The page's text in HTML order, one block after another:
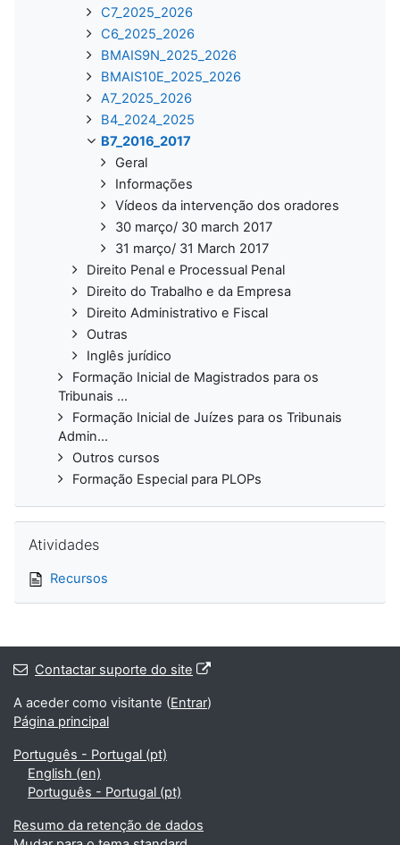
C7_2025_2026
C6_2025_2026
BMAIS9N_2025_2026
BMAIS10E_2025_2026
A7_2025_2026
B4_2024_2025
B7_2016_2017
Geral
Informações
Vídeos da intervenção dos oradores
30 março/ 30 march 2017
31 março/ 31 March 2017
Direito Penal e Processual Penal
Direito do Trabalho e da Empresa
Direito Administrativo e Fiscal
Outras
Inglês jurídico
Formação Inicial de Magistrados para os
Tribunais ...
Formação Inicial de Juízes para os Tribunais
Admin...
Outros cursos
Formação Especial para PLOPs
Atividades
Recursos
Contactar suporte do site
A aceder como visitante (Entrar)
Página principal
Português - Portugal ‎(pt)‎
English ‎(en)‎
Português - Portugal ‎(pt)‎
Resumo da retenção de dados